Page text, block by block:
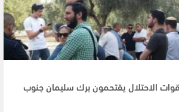
الاحتلال يقتحمون برك سليمان جنوب